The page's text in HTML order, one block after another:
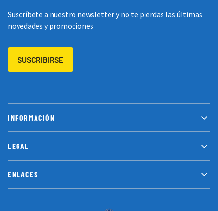
INFORMACIÓN
LEGAL
ENLACES
Suscríbete a nuestro newsletter y no te pierdas las últimas
novedades y promociones
SUSCRIBIRSE